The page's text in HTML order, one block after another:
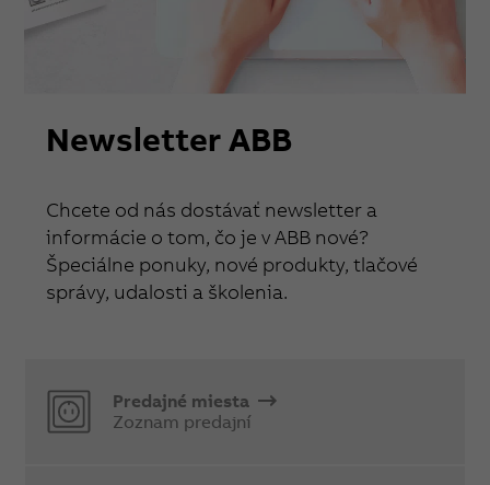
Newsletter ABB
Chcete od nás dostávať newsletter a
informácie o tom, čo je v ABB nové?
Špeciálne ponuky, nové produkty, tlačové
správy, udalosti a školenia.
Predajné miesta
Zoznam predajní